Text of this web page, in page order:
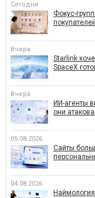
Сегодня
Фокус-
Вчера
Starlink
SpaceX
Вчера
ИИ-агенты
они
05.08.2026
Сайты
04.08.2026